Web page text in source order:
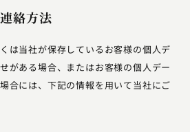
絡方法
は当社が保存しているお客様の個人デ
がある場合、またはお客様の個人デー
合には、下記の情報を用いて当社にご